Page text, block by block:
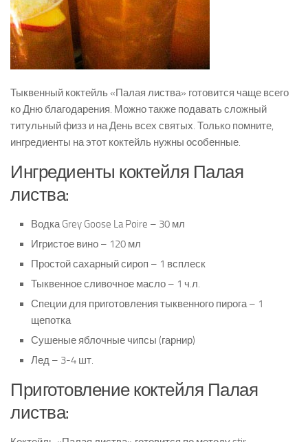
Тыквенный коктейль «Палая листва» готовится чаще всего
ко Дню благодарения. Можно также подавать сложный
титульный физз и на День всех святых. Только помните,
ингредиенты на этот коктейль нужны особенные.
Ингредиенты коктейля Палая
листва:
Водка Grey Goose La Poire – 30 мл
Игристое вино – 120 мл
Простой сахарный сироп – 1 всплеск
Тыквенное сливочное масло – 1 ч.л.
Специи для приготовления тыквенного пирога – 1
щепотка
Сушеные яблочные чипсы (гарнир)
Лед – 3-4 шт.
Приготовление коктейля Палая
листва: